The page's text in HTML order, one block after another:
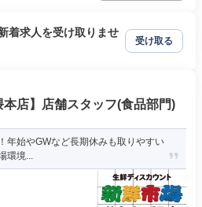
着求人を受け取りませ
受け取る
店】店舗スタッフ(食品部門)
年始やGWなど長期休みも取りやすい
環境...